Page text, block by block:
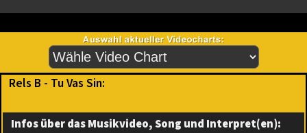
Rels B - Tu Vas Sin:
Infos über das Musikvideo, Song und Interpret(en):